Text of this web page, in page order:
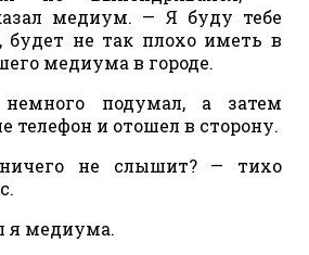
медиум. — Я буду тебе
не так плохо иметь в
медиума в городе.
немного подумал, а затем
телефон и отошел в сторону.
не слышит? — тихо
я медиума.